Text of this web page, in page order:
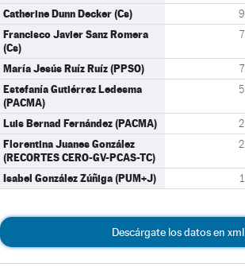
Catherine Dunn Decker (Cs) 9
Francisco Javier Sanz Romera
(Cs)
7
María Jesús Ruíz Ruíz (PPSO) 7
Estefanía Gutiérrez Ledesma
(PACMA)
5
Luis Bernad Fernández (PACMA) 2
Florentina Juanes González
(RECORTES CERO-GV-PCAS-TC)
2
Isabel González Zúñiga (PUM+J) 1
Descárgate los datos en xml